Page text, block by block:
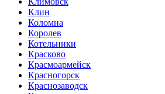
Клин
Коломна
Королев
Котельники
Красково
Красмоармейск
Красногорск
Краснозаводск